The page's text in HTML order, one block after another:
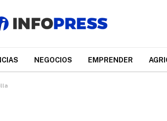
NEGOCIOS EMPRENDER